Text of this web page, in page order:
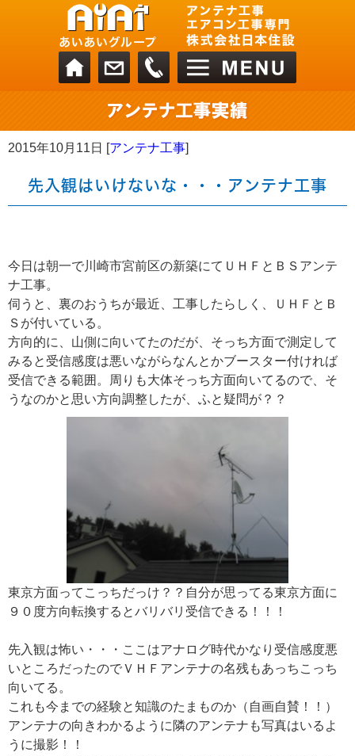
2015年10月11日 [アンテナ工事]
先入観はいけないな・・・アンテナ工事
今日は朝一で川崎市宮前区の新築にてＵＨＦとＢＳアンテ
ナ工事。
伺うと、裏のおうちが最近、工事したらしく、ＵＨＦとＢ
Ｓが付いている。
方向的に、山側に向いてたのだが、そっち方面で測定して
みると受信感度は悪いながらなんとかブースター付ければ
受信できる範囲。周りも大体そっち方面向いてるので、そ
うなのかと思い方向調整したが、ふと疑問が？？
東京方面ってこっちだっけ？？自分が思ってる東京方面に
９０度方向転換するとバリバリ受信できる！！！
先入観は怖い・・・ここはアナログ時代かなり受信感度悪
いところだったのでＶＨＦアンテナの名残もあっちこっち
向いてる。
これも今までの経験と知識のたまものか（自画自賛！！）
アンテナの向きわかるように隣のアンテナも写真はいるよ
うに撮影！！